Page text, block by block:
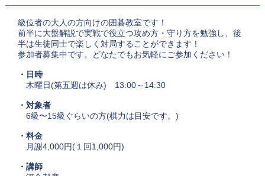
級位者の大人の方向けの囲碁教室です！
前半に大盤解説で実戦で役立つ攻め方・守り方を勉強し、後
半は生徒同士で楽しく対局することができます！
参加者募集中です。どなたでもお気軽にご参加ください！
・日時
木曜日(第五週は休み) 13:00～14:30
・対象者
6級〜15級ぐらいの方(棋力は目安です。)
・料金
月謝4,000円(１回1,000円)
・講師